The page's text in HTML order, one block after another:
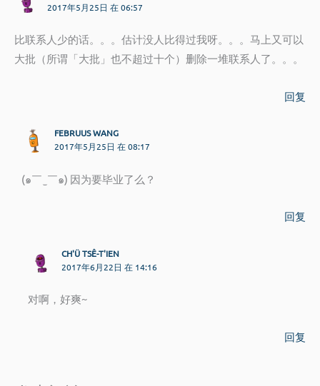
2017年5月25日 在 06:57
比联系人少的话。。。估计没人比得过我呀。。。马上又可以
大批（所谓「大批」也不超过十个）删除一堆联系人了。。。
回复
FEBRUUS WANG
2017年5月25日 在 08:17
(๑￣ ̫ ￣๑) 因为要毕业了么？
回复
CH'Ü TSÊ-T'IEN
2017年6月22日 在 14:16
对啊，好爽~
回复